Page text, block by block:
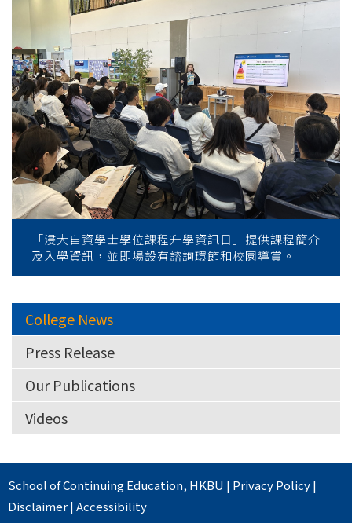
「浸大自資學士學位課程升學資訊日」提供課程簡介
及入學資訊，並即場設有諮詢環節和校園導賞。
College News
Press Release
Our Publications
Videos
School of Continuing Education, HKBU | Privacy Policy|
Disclaimer|Accessibility